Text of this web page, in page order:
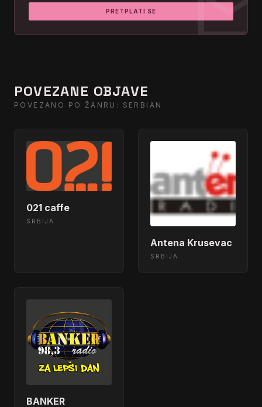
PRETPLATI SE
POVEZANE OBJAVE
POVEZANO PO ŽANRU: SERBIAN
021 caffe
SRBIJA
Antena Krusevac
SRBIJA
BANKER